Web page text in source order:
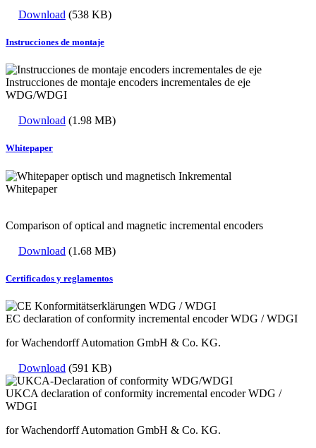
Download (538 KB)
Instrucciones de montaje
Instrucciones de montaje encoders incrementales de eje
WDG/WDGI
Download (1.98 MB)
Whitepaper
Whitepaper
Comparison of optical and magnetic incremental encoders
Download (1.68 MB)
Certificados y reglamentos
EC declaration of conformity incremental encoder WDG / WDGI
for Wachendorff Automation GmbH & Co. KG.
Download (591 KB)
UKCA declaration of conformity incremental encoder WDG /
WDGI
for Wachendorff Automation GmbH & Co. KG.